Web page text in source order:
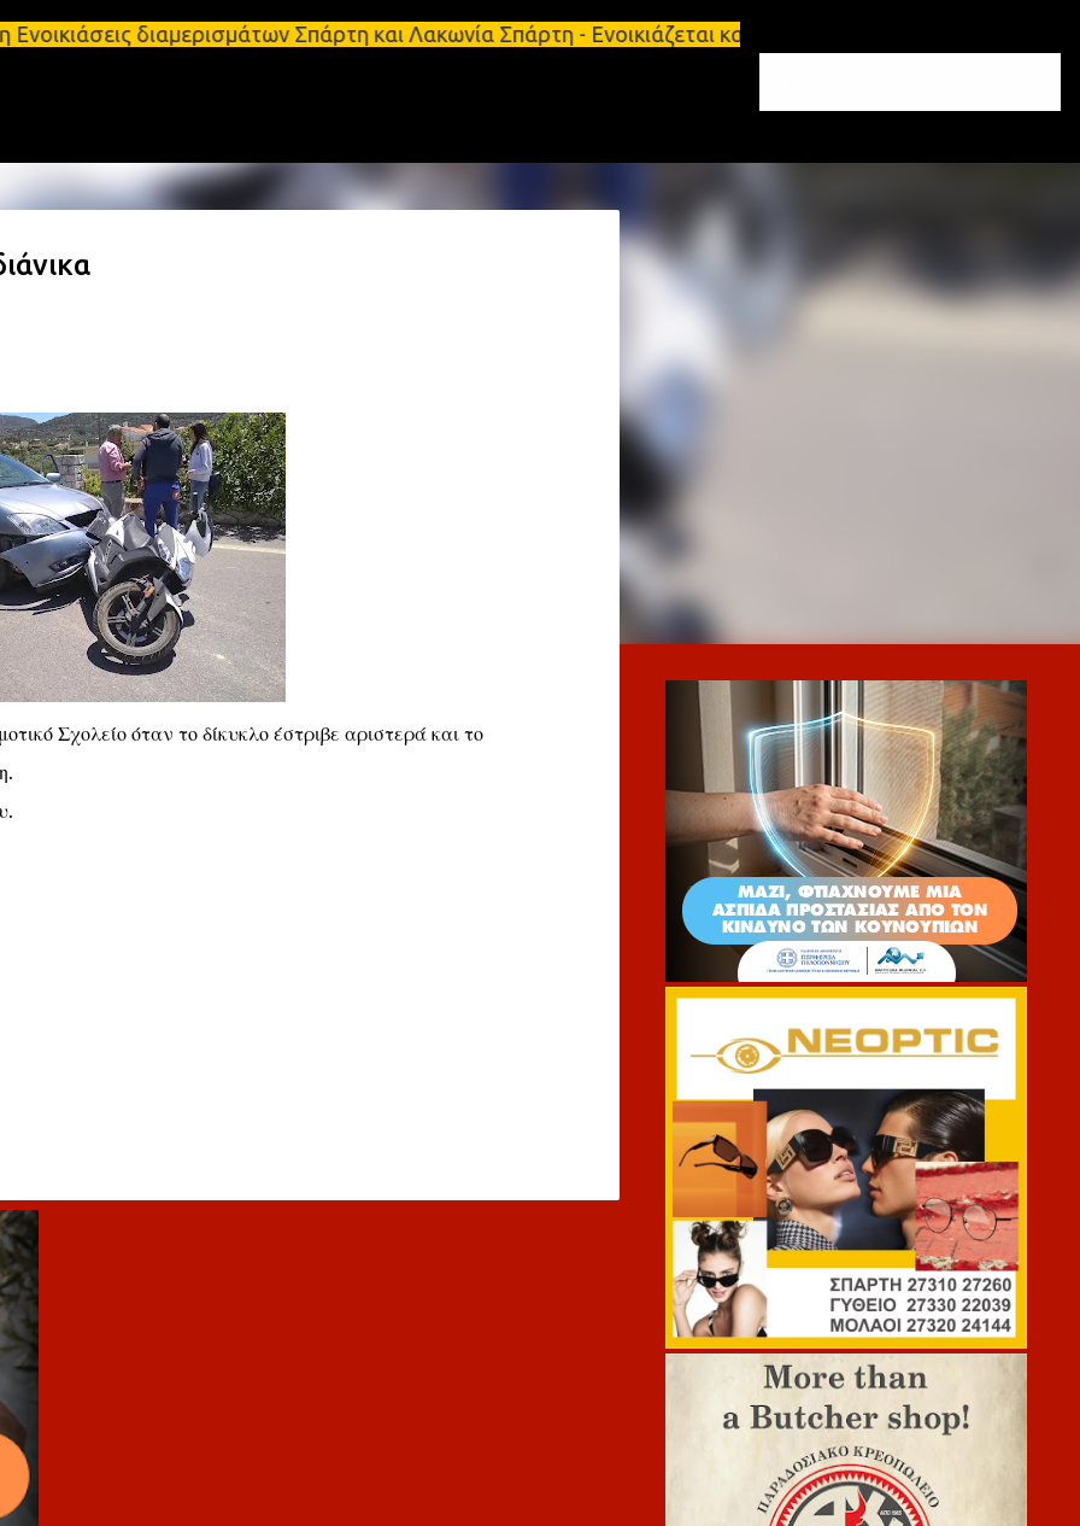
Μετάβαση στο κύριο περιεχόμενο
διαμερισμάτων Σπάρτη και Λακωνία Σπάρτη - Ενοικιάζεται κατάστημα 134 τ.μ, με υπόγειο
Σχολείο όταν το δίκυκλο έστριβε αριστερά και το